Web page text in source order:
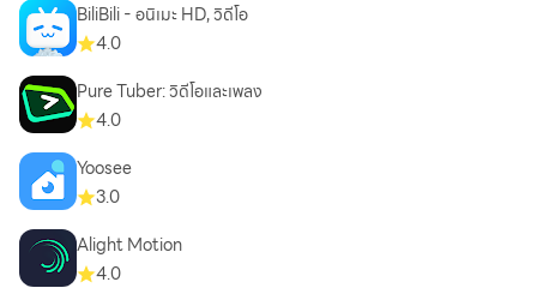
BiliBili - อนิเมะ HD, วิดีโอ
4.0
Pure Tuber: วิดีโอและเพลง
4.0
Yoosee
3.0
Alight Motion
4.0